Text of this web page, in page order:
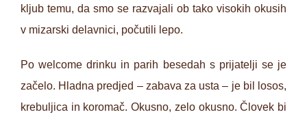
kljub temu, da smo se razvajali ob tako visokih okusih
v mizarski delavnici, počutili lepo.
Po welcome drinku in parih besedah s prijatelji se je
začelo. Hladna predjed – zabava za usta – je bil losos,
krebuljica in koromač. Okusno, zelo okusno. Človek bi